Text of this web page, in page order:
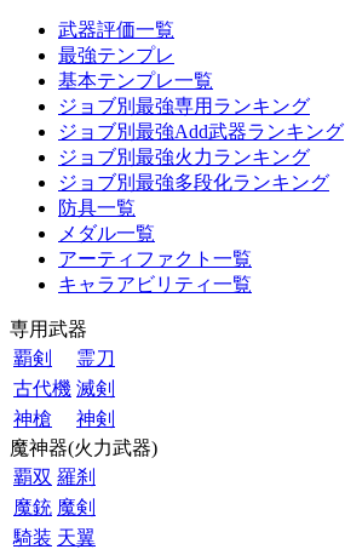
武器評価一覧
最強テンプレ
基本テンプレ一覧
ジョブ別最強専用ランキング
ジョブ別最強Add武器ランキング
ジョブ別最強火力ランキング
ジョブ別最強多段化ランキング
防具一覧
メダル一覧
アーティファクト一覧
キャラアビリティ一覧
専用武器
覇剣
霊刀
古代機 滅剣
神槍
神剣
魔神器(火力武器)
覇双 羅刹
魔銃 魔剣
騎装 天翼